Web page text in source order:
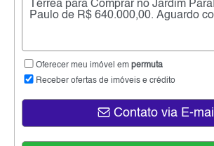
Oferecer meu imóvel em permuta
Receber ofertas de imóveis e crédito
Contato via E-mail